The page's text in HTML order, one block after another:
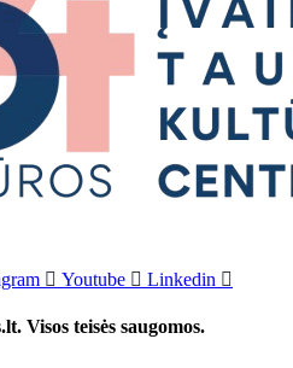
Youtube Linkedin
Visos teisės saugomos.